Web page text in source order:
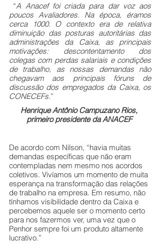
“A Anacef foi criada para dar voz aos
poucos Avaliadores. Na época, éramos
cerca 1000. O contexto era de relativa
diminuição das posturas autoritárias das
administrações da Caixa, as principais
motivações: descontentamento dos
colegas com perdas salariais e condições
de trabalho, as nossas demandas não
chegavam aos principais fóruns de
discussão dos empregados da Caixa, os
CONECEFs.”
Henrique Antônio Campuzano Rios,
primeiro presidente da ANACEF
De acordo com Nilson, “havia muitas
demandas específicas que não eram
contempladas nem mesmo nos acordos
coletivos. Vivíamos um momento de muita
esperança na transformação das relações
de trabalho na empresa. Em resumo, não
tínhamos visibilidade dentro da Caixa e
percebemos aquele ser o momento certo
para nos fazermos ver, uma vez que o
Penhor sempre foi um produto altamente
lucrativo.”